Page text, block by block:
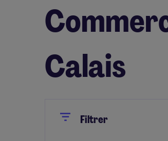
Calais
CloseFiltrer